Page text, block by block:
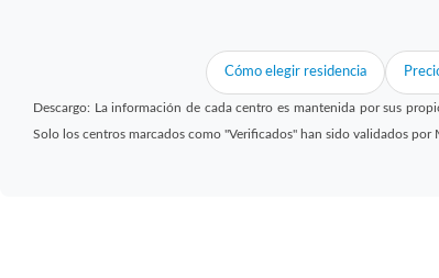
Cómo elegir residencia
Descargo: La información de cada centro es mantenida por sus
Solo los centros marcados como "Verificados" han sido validados por